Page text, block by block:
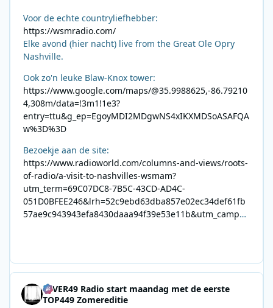
Voor de echte countryliefhebber:
https://wsmradio.com/
Elke avond (hier nacht) live from the Great Ole Opry
Nashville.
Ook zo'n leuke Blaw-Knox tower:
https://www.google.com/maps/@35.9988625,-86.79210
4,308m/data=!3m1!1e3?
entry=ttu&g_ep=EgoyMDI2MDgwNS4xIKXMDSoASAFQA
w%3D%3D
Bezoekje aan de site:
https://www.radioworld.com/columns-and-views/roots-
of-radio/a-visit-to-nashvilles-wsmam?
utm_term=69C07DC8-7B5C-43CD-AD4C-
051D0BFEE246&lrh=52c9ebd63dba857e02ec34def61fb
57ae9c943943efa8430daaa94f39e53e11b&utm_campai
8F09201A140D&utm_source=SmartBrief
4EVER49 Radio start maandag met de eerste
TOP449 Zomereditie